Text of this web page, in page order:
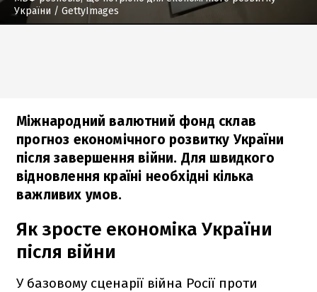
України / GettyImages
Міжнародний валютний фонд склав
прогноз економічного розвитку України
після завершення війни. Для швидкого
відновлення країні необхідні кілька
важливих умов.
Як зросте економіка України
після війни
У базовому сценарії війна Росії проти